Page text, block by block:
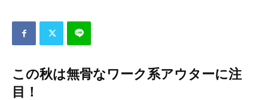
この秋は無骨なワーク系アウターに注
目！